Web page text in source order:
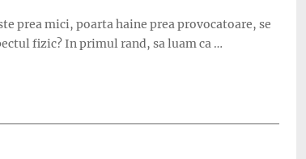
prea mici, poarta haine prea provocatoare, se
fizic? In primul rand, sa luam ca …